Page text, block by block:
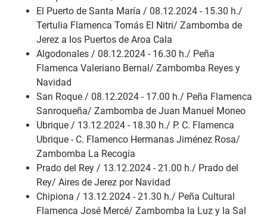
El Puerto de Santa María / 08.12.2024 - 15.30 h./
Tertulia Flamenca Tomás El Nitri/ Zambomba de
Jerez a los Puertos de Aroa Cala
Algodonales / 08.12.2024 - 16.30 h./ Peña
Flamenca Valeriano Bernal/ Zambomba Reyes y
Navidad
San Roque / 08.12.2024 - 17.00 h./ Peña Flamenca
Sanroqueña/ Zambomba de Juan Manuel Moneo
Ubrique / 13.12.2024 - 18.30 h./ P. C. Flamenca
Ubrique - C. Flamenco Hermanas Jiménez Rosa/
Zambomba La Recogía
Prado del Rey / 13.12.2024 - 21.00 h./ Prado del
Rey/ Aires de Jerez por Navidad
Chipiona / 13.12.2024 - 21.30 h./ Peña Cultural
Flamenca José Mercé/ Zambomba la Luz y la Sal